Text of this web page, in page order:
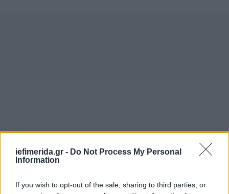
iefimerida.gr - Do Not Process My Personal
Information
If you wish to opt-out of the sale, sharing to third parties, or
Αριστερά» που δεν είχε απολύτως κανένα πολιτικό